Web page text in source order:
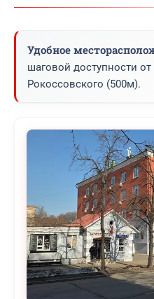
Удобное
шаговой доступности
Рокоссовского (500м).